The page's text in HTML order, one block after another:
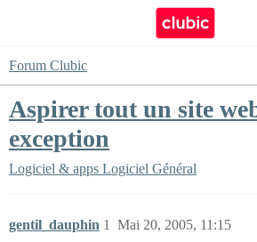
Forum Clubic
Aspirer tout un site
exception
Logiciel & apps Logiciel Général
gentil_dauphin Mai 20, 2005, 11:15
1